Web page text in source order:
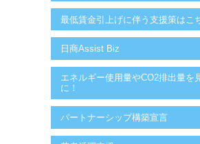
最低賃金引上げに伴う支援策はこ
日商Assist Biz
エネルギー使用量やCO2排出量を
に！
パートナーシップ構築宣言